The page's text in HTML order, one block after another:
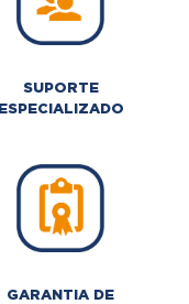
SUPORTE
ESPECIALIZADO
GARANTIA DE